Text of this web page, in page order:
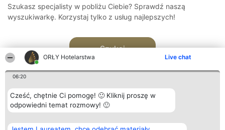
ORŁY Hotelarstwa Live chat
06:20
Cześć, chętnie Ci pomogę! 🙂 Kliknij proszę w
odpowiedni temat rozmowy! 🙂
Szukasz specjalisty w pobliżu Ciebie? Sprawdź naszą
wyszukiwarkę. Korzystaj tylko z usług najlepszych!
Szukaj
Organizator plebiscytu Plebiscyt Kontakt